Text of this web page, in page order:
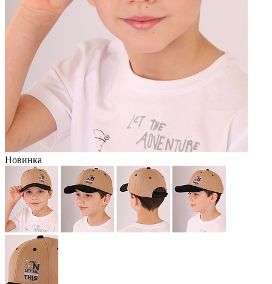
Новинка